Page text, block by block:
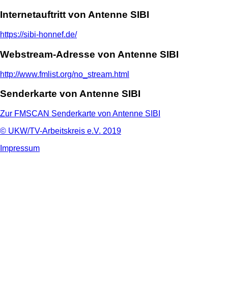
Internetauftritt von Antenne SIBI
https://sibi-honnef.de/
Webstream-Adresse von Antenne SIBI
http://www.fmlist.org/no_stream.html
Senderkarte von Antenne SIBI
Zur FMSCAN Senderkarte von Antenne SIBI
© UKW/TV-Arbeitskreis e.V. 2019
Impressum